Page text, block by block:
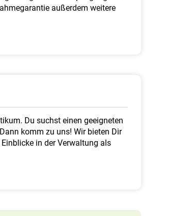
außerdem weitere
Du suchst einen geeigneten
komm zu uns! Wir bieten Dir
in der Verwaltung als